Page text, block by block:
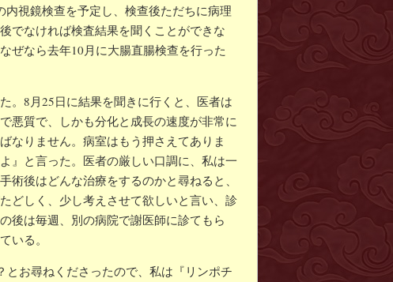
視鏡検查を予定し、検查後ただちに病理
でなければ検査結果を聞くことができな
ぜなら去年10月に大腸直腸検查を行った
。8月25日に結果を聞きに行くと、医者は
悪質で、しかも分化と成長の速度が非常に
なりません。病室はもう押さえてありま
』と言った。医者の厳しい口調に、私は一
後はどんな治療をするのかと尋ねると、
どしく、少し考えさせて欲しいと言い、診
後は毎週、別の病院で謝医師に診てもら
いる。
お尋ねくださったので、私は『リンポチ